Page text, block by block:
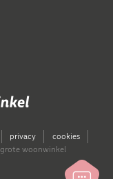
privacy
cookies
woonwinkel